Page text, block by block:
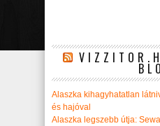
Alaszka kihagyhatatlan
és hajóval
Alaszka legszebb útja: